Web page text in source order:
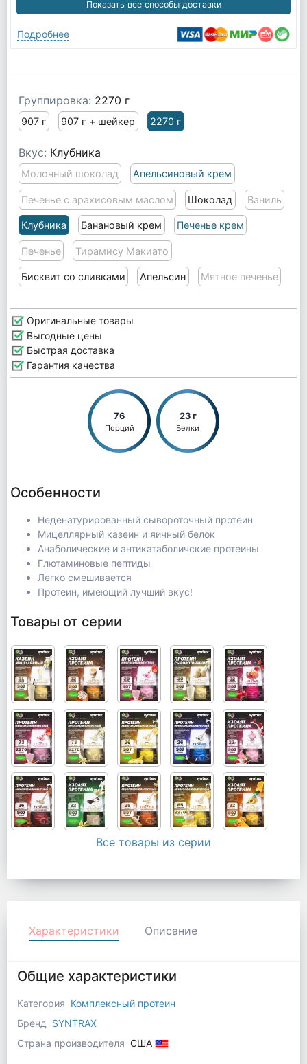
Показать все способы доставки
Подробнее
Группировка: 2270 г
907 г 907 г + шейкер 2270 г
Вкус: Клубника
Молочный шоколад Апельсиновый крем
Печенье с арахисовым маслом Шоколад Ваниль
Клубника Банановый крем Печенье крем
Печенье Тирамису Макиато
Бисквит со сливками Апельсин Мятное печенье
Оригинальные товары
Выгодные цены
Быстрая доставка
Гарантия качества
76
Порций
23 г
Белки
Особенности
Неденатурированный сывороточный протеин
Мицеллярный казеин и яичный белок
Анаболические и антикатаболичские протеины
Глютаминовые пептиды
Легко смешивается
Протеин, имеющий лучший вкус!
Товары от серии
Все товары из серии
Характеристики Описание
Общие характеристики
Категория Комплексный протеин
Бренд
SYNTRAX
Страна производителя США